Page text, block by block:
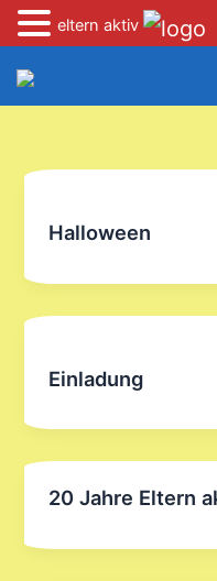
Inhalt
springen
Halloween
Einladung
20 Jahre Eltern
eltern aktiv